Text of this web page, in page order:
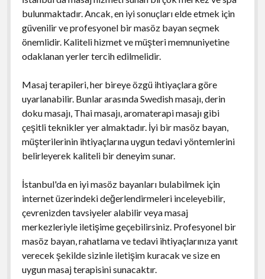
bulunmaktadır. Ancak, en iyi sonuçları elde etmek için
güvenilir ve profesyonel bir masöz bayan seçmek
önemlidir. Kaliteli hizmet ve müşteri memnuniyetine
odaklanan yerler tercih edilmelidir.
Masaj terapileri, her bireye özgü ihtiyaçlara göre
uyarlanabilir. Bunlar arasında Swedish masajı, derin
doku masajı, Thai masajı, aromaterapi masajı gibi
çeşitli teknikler yer almaktadır. İyi bir masöz bayan,
müşterilerinin ihtiyaçlarına uygun tedavi yöntemlerini
belirleyerek kaliteli bir deneyim sunar.
İstanbul'da en iyi masöz bayanları bulabilmek için
internet üzerindeki değerlendirmeleri inceleyebilir,
çevrenizden tavsiyeler alabilir veya masaj
merkezleriyle iletişime geçebilirsiniz. Profesyonel bir
masöz bayan, rahatlama ve tedavi ihtiyaçlarınıza yanıt
verecek şekilde sizinle iletişim kuracak ve size en
uygun masaj terapisini sunacaktır.